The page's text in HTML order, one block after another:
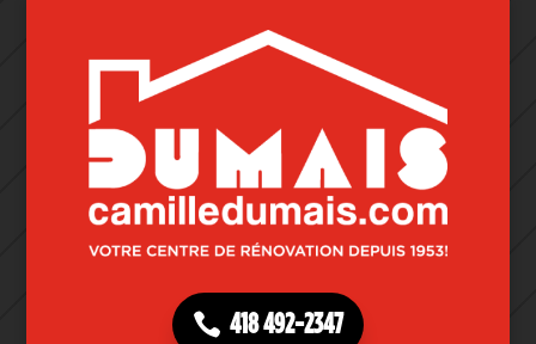
418 492-2347